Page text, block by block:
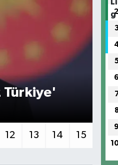
Türkiye'
12 13 14 15
2
6
9